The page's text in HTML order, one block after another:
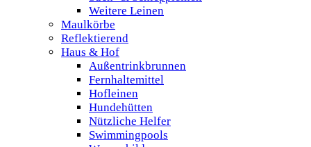
Weitere Leinen
Maulkörbe
Reflektierend
Haus & Hof
Außentrinkbrunnen
Fernhaltemittel
Hofleinen
Hundehütten
Nützliche Helfer
Swimmingpools